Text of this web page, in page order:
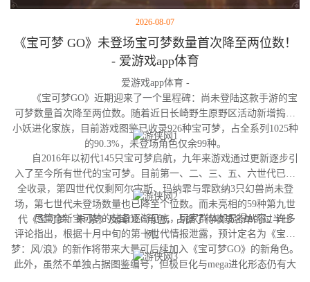
2026-08-07
《宝可梦 GO》未登场宝可梦数量首次降至两位数！
- 爱游戏app体育
爱游戏app体育 -
《宝可梦GO》近期迎来了一个里程碑：尚未登陆这款手游的宝
可梦数量首次降至两位数。随着近日长崎野生原野区活动新增捣蛋
小妖进化家族，目前游戏图鉴已收录926种宝可梦，占全系列1025种
的90.3%，未登场角色仅余99种。
自2016年以初代145只宝可梦启航，九年来游戏通过更新逐步引
入了至今所有世代的宝可梦。目前第一、二、三、五、六世代已完
全收录，第四世代仅剩阿尔宙斯、玛纳霏与霏欧纳3只幻兽尚未登
场，第七世代未登场数量也已降至个位数。而未亮相的59种第九世
代《宝可梦：朱/紫》及其DLC角色，占据了待收录名单的过半比
例。
尽管全新宝可梦的储备逐渐见底，玩家群体却显得从容。许多
评论指出，根据十月中旬的第十世代情报泄露，预计定名为《宝可
梦：风/浪》的新作将带来大量可后续加入《宝可梦GO》的新角色。
此外，虽然不单独占据图鉴编号，但极巨化与mega进化形态仍有大